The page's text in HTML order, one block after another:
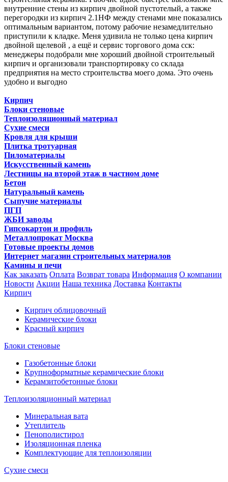
внутренние стены из кирпич двойной пустотелый, а также
перегородки из кирпич 2.1НФ между стенами мне показались
оптимальным вариантом, потому рабочие незамедлительно
приступили к кладке. Меня удивила не только цена кирпич
двойной щелевой , а ещё и сервис торгового дома сск:
менеджеры подобрали мне хороший двойной строительный
кирпич и организовали транспортировку со склада
предприятия на место строительства моего дома. Это очень
удобно и выгодно
Кирпич
Блоки стеновые
Теплоизоляционный материал
Сухие смеси
Кровля для крыши
Плитка тротуарная
Пиломатериалы
Искусственный камень
Лестницы на второй этаж в частном доме
Бетон
Натуральный камень
Сыпучие материалы
ПГП
ЖБИ заводы
Гипсокартон и профиль
Металлопрокат Москва
Готовые проекты домов
Интернет магазин строительных материалов
Камины и печи
Как заказать Оплата Возврат товара Информация О компании
Новости Акции Наша техника Доставка Контакты
Кирпич
Кирпич облицовочный
Керамические блоки
Красный кирпич
Блоки стеновые
Газобетонные блоки
Крупноформатные керамические блоки
Керамзитобетонные блоки
Теплоизоляционный материал
Минеральная вата
Утеплитель
Пенополистирол
Изоляционная пленка
Комплектующие для теплоизоляции
Сухие смеси